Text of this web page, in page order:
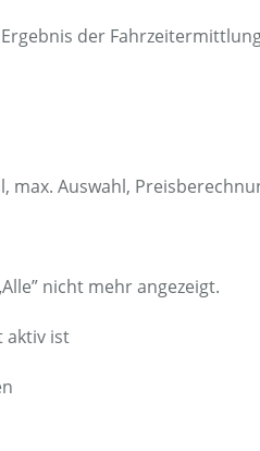
der
Auswahl,
nicht mehr angezeigt.
aktiv ist